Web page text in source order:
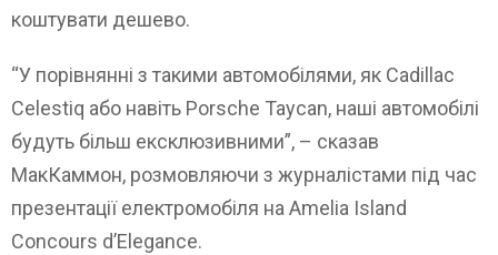
коштувати дешево.
“У порівнянні з такими автомобілями, як Cadillac
Celestiq або навіть Porsche Taycan, наші автомобілі
будуть більш ексклюзивними”, – сказав
МакКаммон, розмовляючи з журналістами під час
презентації електромобіля на Amelia Island
Concours d’Elegance.